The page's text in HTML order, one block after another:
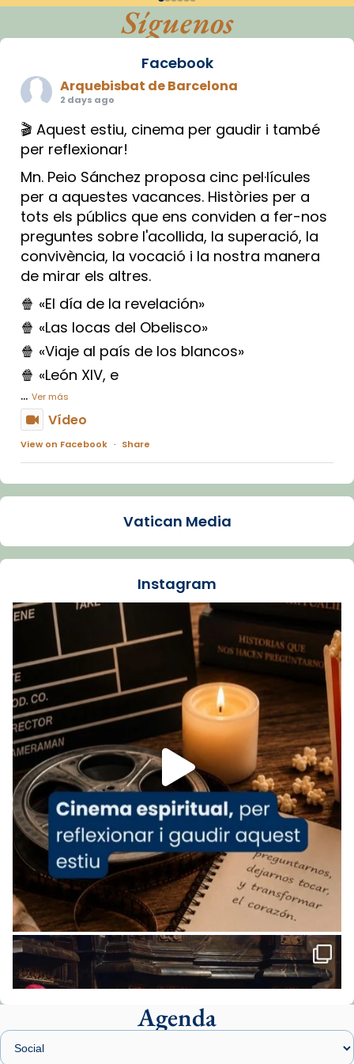
Síguenos
Facebook
Arquebisbat de Barcelona
2 days ago
🎬 Aquest estiu, cinema per gaudir i també
per reflexionar!
Mn. Peio Sánchez proposa cinc pel·lícules
per a aquestes vacances. Històries per a
tots els públics que ens conviden a fer-nos
preguntes sobre l'acollida, la superació, la
convivència, la vocació i la nostra manera
de mirar els altres.
🍿 «El día de la revelación»
🍿 «Las locas del Obelisco»
🍿 «Viaje al país de los blancos»
🍿 «León XIV, e
... Ver más
Vídeo
View on Facebook · Share
Arquebisbat de Barcelona
La Carmina va patir depressió. Fa gairebé
dos mesos, a l'Estadi Lluís Companys, la
Recupera l'entrevista comp
Vatican
tican News 👇
www.vaticannews.va/es/iglesia/news/2026-
07/carmina-historia-depresion-papa-viaje-
espana-testimoni...
Foto
View on Facebook · Share
Arquebisbat de Barcelona
1 week ago
«Avui les santes Juliana i Semproniana ens
ajuden a alçar la mirada»
Mons. Sergi Gordo, bisbe de Tortosa, ha
presidit aquest 27 de juliol la missa de Les
Santes de Mataró.
🔗tinyurl.com/cvu5jmbk
📸 J. Merino
Vatican Media
Instagram
Agenda